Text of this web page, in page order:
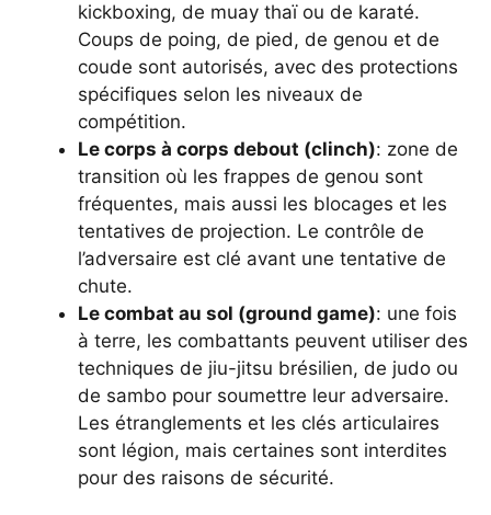
kickboxing, de muay thaï ou de karaté.
Coups de poing, de pied, de genou et de
coude sont autorisés, avec des protections
spécifiques selon les niveaux de
compétition.
Le corps à corps debout (clinch): zone de
transition où les frappes de genou sont
fréquentes, mais aussi les blocages et les
tentatives de projection. Le contrôle de
l’adversaire est clé avant une tentative de
chute.
Le combat au sol (ground game): une fois
à terre, les combattants peuvent utiliser des
techniques de jiu-jitsu brésilien, de judo ou
de sambo pour soumettre leur adversaire.
Les étranglements et les clés articulaires
sont légion, mais certaines sont interdites
pour des raisons de sécurité.